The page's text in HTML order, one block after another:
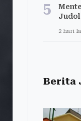
5
Judol
2 hari
Berita